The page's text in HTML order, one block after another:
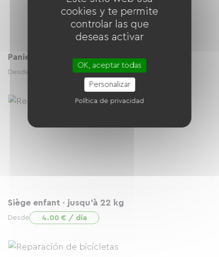
Panier
Desde 2.00 € / día
Siège enfant · jusqu’à 22 kg
Desde 4.00 € / día
cookies y te permite
controlar las que
deseas activar
OK, aceptar todas
Personalizar
Política de privacidad